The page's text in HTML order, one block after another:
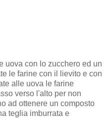
uova con lo zucchero ed un
le farine con il lievito e con
alle uova le farine
verso l'alto per non
ad ottenere un composto
teglia imburrata e